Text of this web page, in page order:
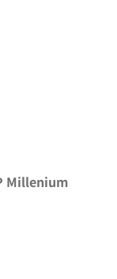
Millenium